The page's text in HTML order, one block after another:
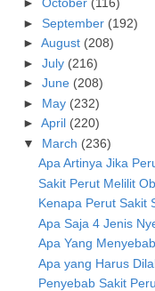
► October (116)
► September (192)
► August (208)
► July (216)
► June (208)
► May (232)
► April (220)
▼ March (236)
Apa Artinya Jika
Sakit Perut Melilit
Kenapa Perut Sakit
Apa Saja 4 Jenis
Apa Yang
Apa yang Harus
Penyebab Sakit